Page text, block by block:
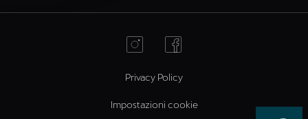
Privacy Policy
Impostazioni cookie